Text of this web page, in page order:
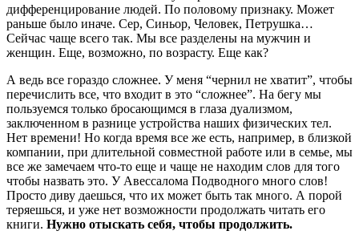
дифференцирование людей. По половому признаку. Может
раньше было иначе. Сер, Синьор, Человек, Петрушка…
Сейчас чаще всего так. Мы все разделены на мужчин и
женщин. Еще, возможно, по возрасту. Еще как?
А ведь все гораздо сложнее. У меня “чернил не хватит”, чтобы
перечислить все, что входит в это “сложнее”. На бегу мы
пользуемся только бросающимся в глаза дуализмом,
заключенном в разнице устройства наших физических тел.
Нет времени! Но когда время все же есть, например, в близкой
компании, при длительной совместной работе или в семье, мы
все же замечаем что-то еще и чаще не находим слов для того
чтобы назвать это. У Авессалома Подводного много слов!
Просто диву даешься, что их может быть так много. А порой
теряешься, и уже нет возможности продолжать читать его
книги. Нужно отыскать себя, чтобы продолжить.